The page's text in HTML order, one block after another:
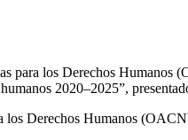
para los Derechos Humanos
2020–2025”,
Derechos Humanos